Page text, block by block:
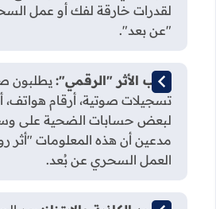
لقدرات خارقة لفك أو عمل
"عن بعد".
طلب الأثر "الرقمي": يطلبون
تسجيلات صوتية، أرقام
لبعض حسابات الضحية على
مدعين أن هذه المعلومات "أثر
العمل السحري عن بُعد.